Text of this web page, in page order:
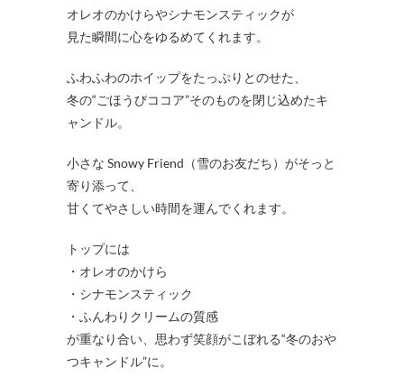
オレオのかけらやシナモンスティックが
見た瞬間に心をゆるめてくれます。
ふわふわのホイップをたっぷりとのせた、
冬の“ごほうびココア”そのものを閉じ込めたキ
ャンドル。
小さな Snowy Friend（雪のお友だち）がそっと
寄り添って、
甘くてやさしい時間を運んでくれます。
トップには
・オレオのかけら
・シナモンスティック
・ふんわりクリームの質感
が重なり合い、思わず笑顔がこぼれる“冬のおや
つキャンドル”に。